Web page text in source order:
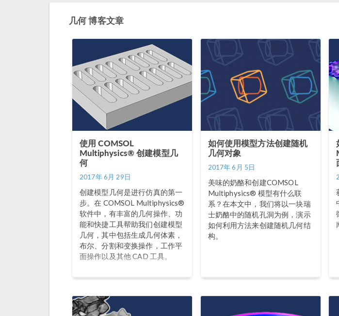
几何 博客文章
使用 COMSOL
Multiphysics® 创建模型几
何
2017年 6月 29日
创建模型几何是进行仿真的第一
步。在 COMSOL Multiphysics®
软件中，有丰富的几何操作、功
能和快捷工具帮助我们创建模型
几何，其中包括生成几何体素，
布尔、分割和变换操作，工作平
面操作以及其他 CAD 工具。
如何使用模型方法创建随机
几何对象
2017年 6月 5日
美味的奶酪和创建COMSOL
Multiphysics® 模型有什么联
系？在本文中，我们将以一块瑞
士奶酪中的随机孔洞为例，演示
如何利用方法来创建随机几何结
构。